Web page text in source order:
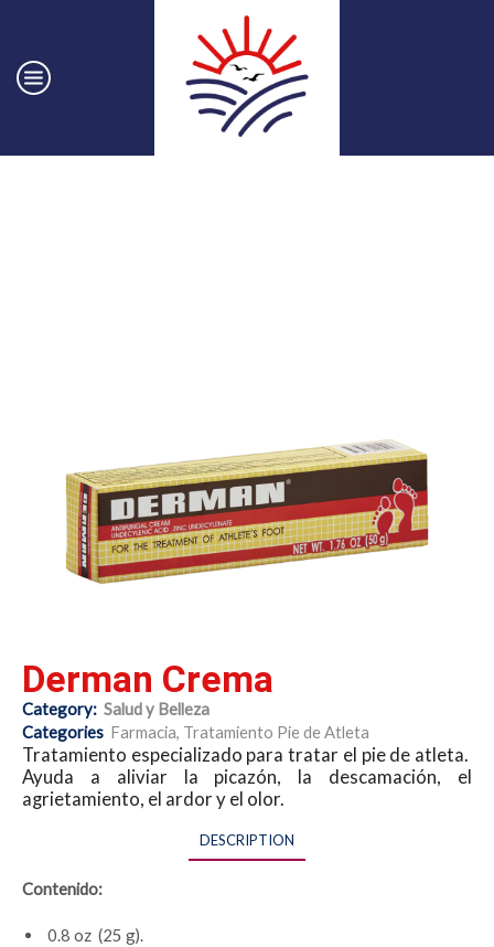
Derman Crema
Category: Salud y Belleza
Categories Farmacia, Tratamiento Pie de Atleta
Tratamiento especializado para tratar el pie de atleta.
Ayuda a aliviar la picazón, la descamación, el
agrietamiento, el ardor y el olor.
DESCRIPTION
Contenido:
0.8 oz (25 g).